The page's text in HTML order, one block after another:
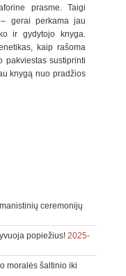
prasme. Taigi
gerai perkama jau
ir gydytojo knyga.
kaip rašoma
pakviestas sustiprinti
knygą nuo pradžios
ceremonijų
popiežius! 2025-
moralės šaltinio iki